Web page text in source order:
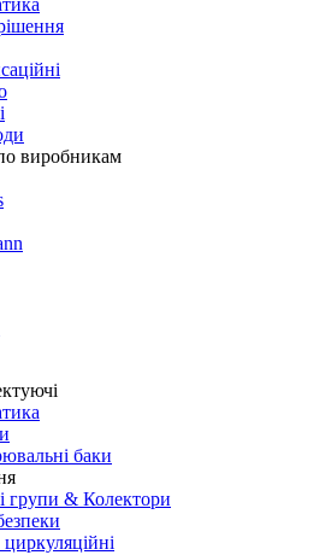
виробникам
баки
групи & Колектори